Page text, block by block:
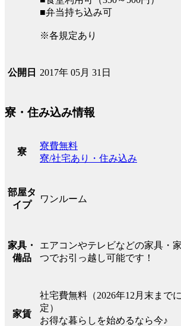
■弁当持ち込み可
※各規定あり
公開日 2017年 05月 31日
寮・住み込み情報
寮
寮費無料
寮/社宅あり・住み込み
部屋タ
イプ
ワンルーム
家具・
備品
エアコンやテレビなどの家具・
つでお引っ越し可能です！
家賃
社宅費無料（2026年12月末まで
定）
お得な暮らしを始めるなら今♪